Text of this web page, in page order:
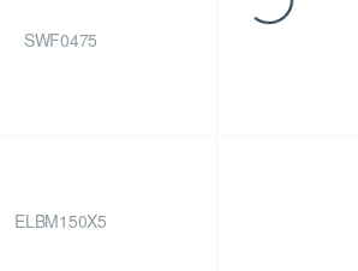
SWF0475
ELBM150X5